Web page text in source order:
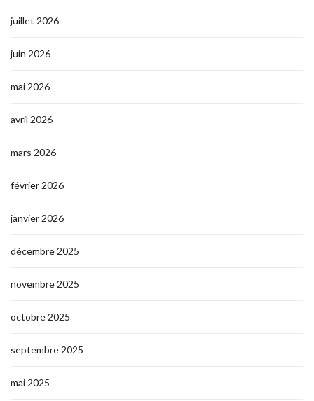
juillet 2026
juin 2026
mai 2026
avril 2026
mars 2026
février 2026
janvier 2026
décembre 2025
novembre 2025
octobre 2025
septembre 2025
mai 2025